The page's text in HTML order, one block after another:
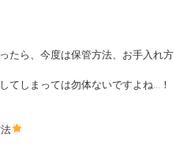
たら、今度は保管方法、お手入れ方
てしまっては勿体ないですよね…！